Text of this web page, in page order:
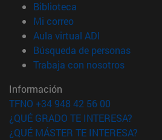
Biblioteca
Mi correo(abre en nueva
Aula virtual ADI
Búsqueda de personas(abre
Trabaja con nosotros(abre en
Información
TFNO +34 948 42 56 00
¿QUÉ GRADO TE INTERESA?
¿QUÉ MÁSTER TE INTERESA?